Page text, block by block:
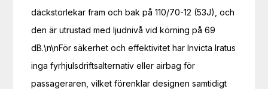
däckstorlekar fram och bak på 110/70-12 (53J), och
den är utrustad med ljudnivå vid körning på 69
dB.\n\nFör säkerhet och effektivitet har Invicta Iratus
inga fyrhjulsdriftsalternativ eller airbag för
passageraren, vilket förenklar designen samtidigt